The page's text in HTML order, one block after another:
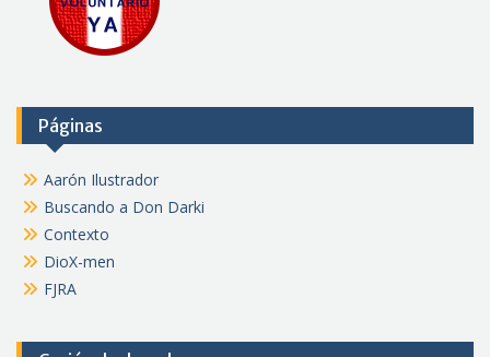
Páginas
Aarón Ilustrador
Buscando a Don Darki
Contexto
DioX-men
FJRA